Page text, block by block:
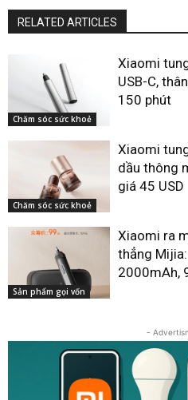
RELATED ARTICLES
Chăm sóc sức khoẻ
Xiaomi
USB-C,
150 phút
Chăm sóc sức khoẻ
Xiaomi
dầu thông
giá 45 USD
Sản phẩm gọi vốn
Xiaomi ra
thẳng
2000mAh,
-